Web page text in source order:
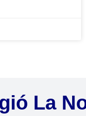
La